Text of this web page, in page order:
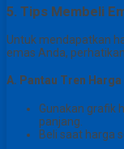
5. Tips Membeli
Untuk mendapatkan
emas Anda,
A. Pantau Tren Harga
Gunakan grafik
panjang.
Beli saat harga